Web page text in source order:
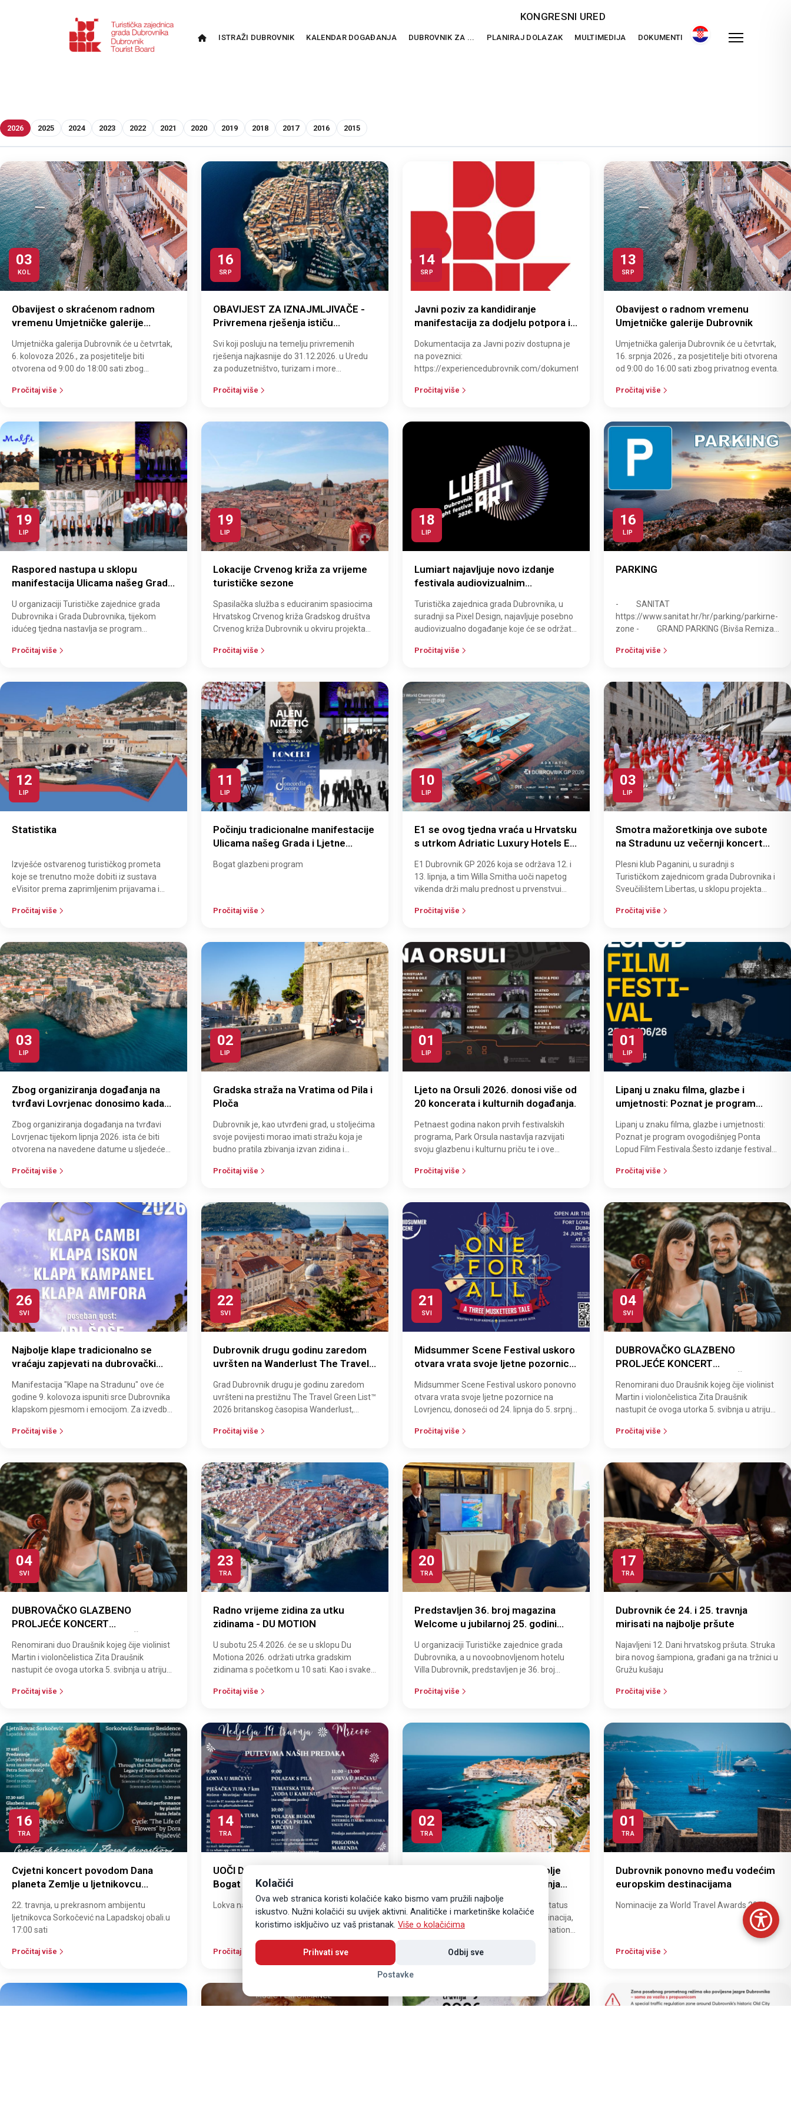
KONGRESNI URED
ISTRAŽI DUBROVNIK KALENDAR DOGAĐANJA DUBROVNIK ZA ... PLANIRAJ DOLAZAK MULTIMEDIJA DOKUMENTI
2026 2025 2024 2023 2022 2021 2020 2019 2018 2017 2016 2015
03
KOL
Obavijest o skraćenom radnom
vremenu Umjetničke galerije
Umjetnička galerija Dubrovnik će u četvrtak,
6. kolovoza 2026., za posjetitelje biti
otvorena od 9:00 do 18:00 sati zbog
Pročitaj više
16
SRP
OBAVIJEST ZA IZNAJMLJIVAČE -
Privremena rješenja ističu
28.02.2027 )
Svi koji posluju na temelju privremenih
rješenja najkasnije do 31.12.2026. u Uredu
za poduzetništvo, turizam i more
podnijeti…
Pročitaj više
14
SRP
Javni poziv za kandidiranje
manifestacija za dodjelu potpora iz
manifestacije" u 2027. godini
Dokumentacija za Javni poziv dostupna je
na poveznici:
https://experiencedubrovnik.com/dokumenti
Pročitaj više
13
SRP
Obavijest o radnom vremenu
Umjetničke galerije Dubrovnik
Umjetnička galerija Dubrovnik će u četvrtak,
16. srpnja 2026., za posjetitelje biti otvorena
od 9:00 do 16:00 sati zbog privatnog eventa.
Pročitaj više
19
LIP
Raspored nastupa u sklopu
manifestacija Ulicama našeg Grada
mjestima
U organizaciji Turističke zajednice grada
Dubrovnika i Grada Dubrovnika, tijekom
idućeg tjedna nastavlja se program
naš…
Pročitaj više
19
LIP
Lokacije Crvenog križa za vrijeme
turističke sezone
Spasilačka služba s educiranim spasiocima
Hrvatskog Crvenog križa Gradskog društva
Crvenog križa Dubrovnik u okviru projekta
Pročitaj više
18
LIP
Lumiart najavljuje novo izdanje
festivala audiovizualnim
Turistička zajednica grada Dubrovnika, u
suradnji sa Pixel Design, najavljuje posebno
audiovizualno događanje koje će se održati
Pročitaj više
16
LIP
PARKING
- SANITAT
https://www.sanitat.hr/hr/parking/parkirne-
zone - GRAND PARKING (Bivša Remiza)
https://www.grandparkin…
Pročitaj više
12
LIP
Statistika
Izvješće ostvarenog turističkog prometa
koje se trenutno može dobiti iz sustava
eVisitor prema zaprimljenim prijavama i
Pročitaj više
11
LIP
Počinju tradicionalne manifestacije
Ulicama našeg Grada i Ljetne
Bogat glazbeni program
Pročitaj više
10
LIP
E1 se ovog tjedna vraća u Hrvatsku
s utrkom Adriatic Luxury Hotels E1
E1 Dubrovnik GP 2026 koja se održava 12. i
13. lipnja, a tim Willa Smitha uoči napetog
vikenda drži malu prednost u prvenstvui
Pročitaj više
03
LIP
Smotra mažoretkinja ove subote
na Stradunu uz večernji koncert
Plesni klub Paganini, u suradnji s
Turističkom zajednicom grada Dubrovnika i
Sveučilištem Libertas, u sklopu projekta
Smotru…
Pročitaj više
03
LIP
Zbog organiziranja događanja na
tvrđavi Lovrjenac donosimo kada
Zbog organiziranja događanja na tvrđavi
Lovrjenac tijekom lipnja 2026. ista će biti
otvorena na navedene datume u sljedećem
Pročitaj više
02
LIP
Gradska straža na Vratima od Pila i
Ploča
Dubrovnik je, kao utvrđeni grad, u stoljećima
svoje povijesti morao imati stražu koja je
budno pratila zbivanja izvan zidina i
Pročitaj više
01
LIP
Ljeto na Orsuli 2026. donosi više od
20 koncerata i kulturnih događanja.
Petnaest godina nakon prvih festivalskih
programa, Park Orsula nastavlja razvijati
svoju glazbenu i kulturnu priču te i ove
Pročitaj više
01
LIP
Lipanj u znaku filma, glazbe i
umjetnosti: Poznat je program
Festivala
Lipanj u znaku filma, glazbe i umjetnosti:
Poznat je program ovogodišnjeg Ponta
Lopud Film Festivala.Šesto izdanje festivala
Pročitaj više
26
SVI
Najbolje klape tradicionalno se
vraćaju zapjevati na dubrovački
posebnog gosta
Manifestacija "Klape na Stradunu" ove će
godine 9. kolovoza ispuniti srce Dubrovnika
klapskom pjesmom i emocijom. Za izvedbe
Pročitaj više
22
SVI
Dubrovnik drugu godinu zaredom
uvršten na Wanderlust The Travel
Grad Dubrovnik drugu je godinu zaredom
uvršteni na prestižnu The Travel Green List™
2026 britanskog časopisa Wanderlust,
Pročitaj više
21
SVI
Midsummer Scene Festival uskoro
otvara vrata svoje ljetne pozornice
Midsummer Scene Festival uskoro ponovno
otvara vrata svoje ljetne pozornice na
Lovrjencu, donoseći od 24. lipnja do 5. srpnja
Pročitaj više
04
SVI
DUBROVAČKO GLAZBENO
PROLJEĆE KONCERT
KNEŽEVU DVORU
Renomirani duo Draušnik kojeg čije violinist
Martin i violončelistica Zita Draušnik
nastupit će ovoga utorka 5. svibnja u atriju
Pročitaj više
04
SVI
DUBROVAČKO GLAZBENO
PROLJEĆE KONCERT
KNEŽEVU DVORU
Renomirani duo Draušnik kojeg čije violinist
Martin i violončelistica Zita Draušnik
nastupit će ovoga utorka 5. svibnja u atriju
Pročitaj više
23
TRA
Radno vrijeme zidina za utku
zidinama - DU MOTION
U subotu 25.4.2026. će se u sklopu Du
Motiona 2026. održati utrka gradskim
zidinama s početkom u 10 sati. Kao i svake
Pročitaj više
20
TRA
Predstavljen 36. broj magazina
Welcome u jubilarnoj 25. godini
U organizaciji Turističke zajednice grada
Dubrovnika, a u novoobnovljenom hotelu
Villa Dubrovnik, predstavljen je 36. broj
Pročitaj više
17
TRA
Dubrovnik će 24. i 25. travnja
mirisati na najbolje pršute
Najavljeni 12. Dani hrvatskog pršuta. Struka
bira novog šampiona, građani ga na tržnici u
Gružu kušaju
Pročitaj više
16
TRA
Cvjetni koncert povodom Dana
planeta Zemlje u ljetnikovcu
22. travnja, u prekrasnom ambijentu
ljetnikovca Sorkočević na Lapadskoj obali.u
17:00 sati
Pročitaj više
14
TRA
UOČI DANA PLANETA ZEMLJE /
Bogat program manifestacije
„Proljeće u Primorju“ održat će se
na Lokvi u Mrčevu
Lokva na Mrčevu
Pročitaj više
02
TRA
Dubrovnik osvojio titulu najbolje
destinacije za grupna putovanja
četvrtu godinu zaredom
Dubrovnik je ponovno potvrdio svoj status
jedne od najpoželjnijih svjetskih destinacija,
osvojivši nagradu Best Leisure Destination
Pročitaj više
01
TRA
Dubrovnik ponovno među vodećim
europskim destinacijama
Nominacije za World Travel Awards 2026
Pročitaj više
Kolačići
Ova web stranica koristi kolačiće kako bismo vam pružili najbolje
iskustvo. Nužni kolačići su uvijek aktivni. Analitičke i marketinške kolačiće
koristimo isključivo uz vaš pristanak. Više o kolačićima
Prihvati sve Odbij sve
Postavke